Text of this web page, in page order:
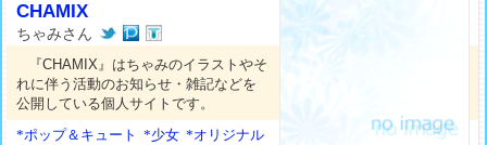
CHAMIX
ちゃみさん
『CHAMIX』はちゃみのイラストやそ
れに伴う活動のお知らせ・雑記などを
公開している個人サイトです。
*ポップ＆キュート
*少女 *オリジナル